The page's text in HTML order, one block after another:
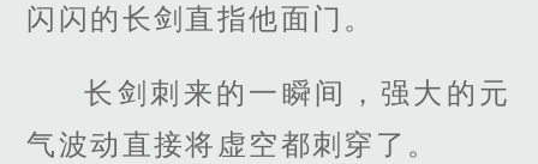
闪闪的长剑直指他面门。
长剑刺来的一瞬间，强大的元
气波动直接将虚空都刺穿了。